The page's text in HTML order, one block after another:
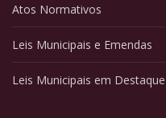
Atos Normativos
Leis Municipais e Emendas
Leis Municipais em Destaque